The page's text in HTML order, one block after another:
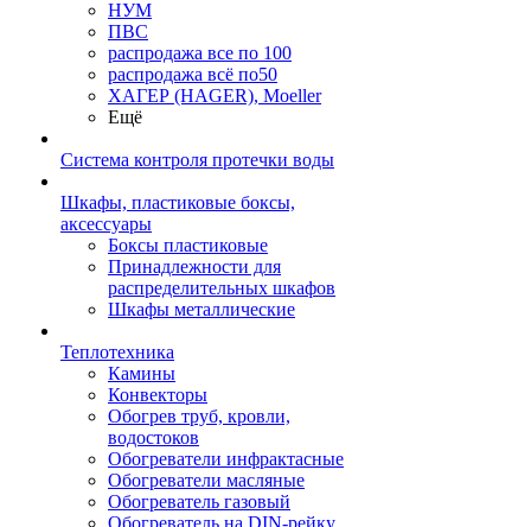
НУМ
ПВС
распродажа все по 100
распродажа всё по50
ХАГЕР (HAGER), Moeller
Ещё
Система контроля протечки воды
Шкафы, пластиковые боксы,
аксессуары
Боксы пластиковые
Принадлежности для
распределительных шкафов
Шкафы металлические
Теплотехника
Камины
Конвекторы
Обогрев труб, кровли,
водостоков
Обогреватели инфрактасные
Обогреватели масляные
Обогреватель газовый